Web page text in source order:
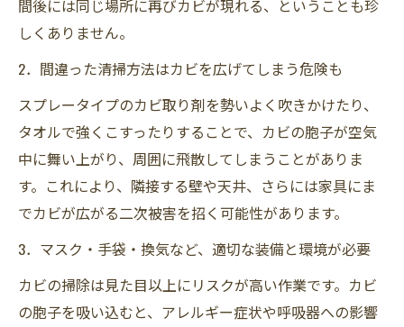
間後には同じ場所に再びカビが現れる、ということも珍
しくありません。
2．間違った清掃方法はカビを広げてしまう危険も
スプレータイプのカビ取り剤を勢いよく吹きかけたり、
タオルで強くこすったりすることで、カビの胞子が空気
中に舞い上がり、周囲に飛散してしまうことがありま
す。これにより、隣接する壁や天井、さらには家具にま
でカビが広がる二次被害を招く可能性があります。
3．マスク・手袋・換気など、適切な装備と環境が必要
カビの掃除は見た目以上にリスクが高い作業です。カビ
の胞子を吸い込むと、アレルギー症状や呼吸器への影響